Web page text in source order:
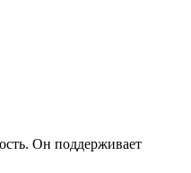
Он поддерживает